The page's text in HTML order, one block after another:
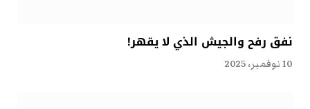
نفق رفح والجيش الذي لا يقهر!
10 نوفمبر، 2025